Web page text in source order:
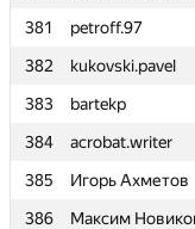
381
petroff.97
382
kukovski.pavel
383
bartekp
384
acrobat.writer
385
Игорь Ахметов
386
Максим
381
petroff.97
382
kukovski.pavel
383
bartekp
384
acrobat.writer
385
Игорь Ахметов
386
Максим